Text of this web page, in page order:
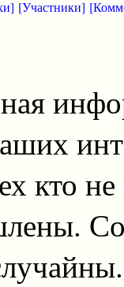
[Участники]
кто